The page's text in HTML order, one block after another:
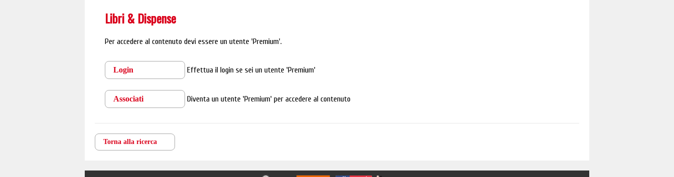
Libri & Dispense
Per accedere al contenuto devi essere un utente 'Premium'.
Login Effettua il login se sei un utente 'Premium'
Associati Diventa un utente 'Premium' per accedere al contenuto
Torna alla ricerca